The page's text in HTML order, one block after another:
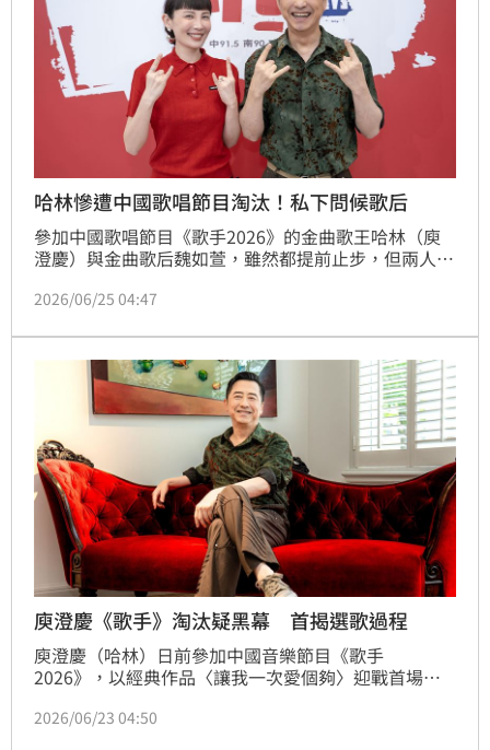
哈林慘遭中國歌唱節目淘汰！私下問候歌后
參加中國歌唱節目《歌手2026》的金曲歌王哈林（庾
澄慶）與金曲歌后魏如萱，雖然都提前止步，但兩人私
一時間主動傳訊息關心，而哈林也首度談到自己看待比
一席話，也讓魏如萱忍不住大讚：「哈林哥果然是一根
資深的薑！」
2026/06/25 04:47
庾澄慶《歌手》淘汰疑黑幕 首揭選歌過程
庾澄慶（哈林）日前參加中國音樂節目《歌手
2026》，以經典作品〈讓我一次愛個夠〉迎戰首場直
在後台閒聊時，更透露自己選的6首歌曲全數被換掉，
2026/06/23 04:50